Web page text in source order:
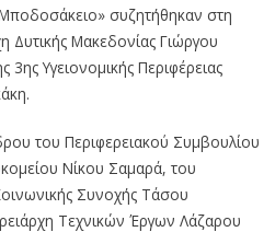
συζητήθηκαν στη
Δυτικής Μακεδονίας Γιώργου
3ης Υγειονομικής Περιφέρειας
του Περιφερειακού Συμβουλίου
Νίκου Σαμαρά, του
Συνοχής Τάσου
Τεχνικών Έργων Λάζαρου